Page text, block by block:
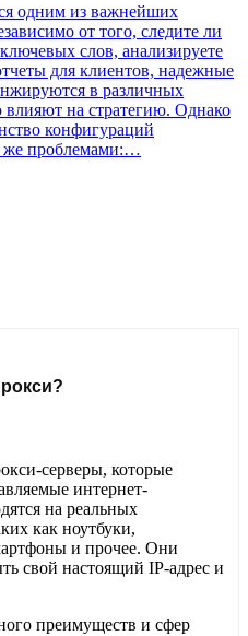
одним из важнейших
от того, следите ли
слов, анализируете
для клиентов, надежные
в различных
на стратегию. Однако
конфигураций
же проблемами:…
серверы, которые
интернет-
на реальных
как ноутбуки,
и прочее. Они
свой настоящий IP-адрес и
преимуществ и сфер